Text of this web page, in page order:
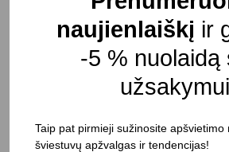
Aukštis: 1335 mm
Plotis: 650 mm
Lemputė į komplektą neįeina
Pristatymo terminas: 15-20 d. d.
naujienlaiškį ir
-5 % nuolaidą
Taip pat pirmieji sužinosite apšvietimo
šviestuvų apžvalgas ir tendencijas!